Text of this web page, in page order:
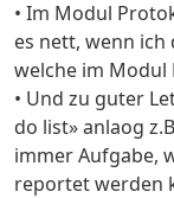
• Im Modul
es nett, wenn
welche im Modul
• Und zu guter
do list» anlaog
immer Aufgabe,
reportet werden